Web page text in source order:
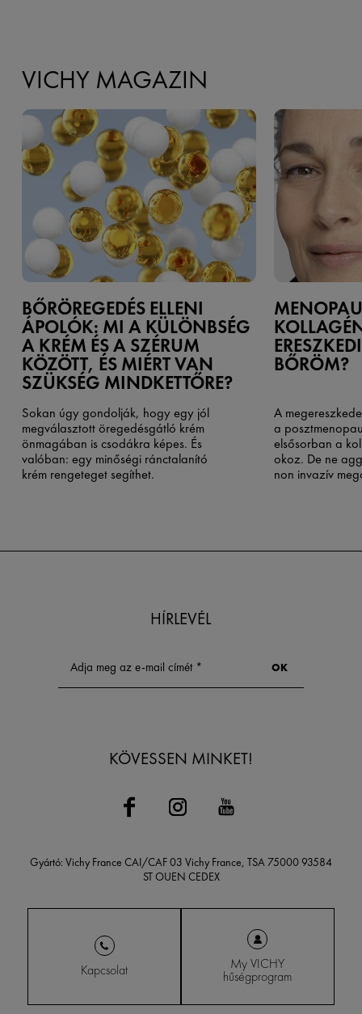
VICHY MAGAZIN
BŐRÖREGEDÉS ELLENI
ÁPOLÓK: MI A KÜLÖNBSÉG
A KRÉM ÉS A SZÉRUM
KÖZÖTT, ÉS MIÉRT VAN
SZÜKSÉG MINDKETTŐRE?
Sokan úgy gondolják, hogy egy jól
megválasztott öregedésgátló krém
önmagában is csodákra képes. És
valóban: egy minőségi ránctalanító
krém rengeteget segíthet.
BŐRÖM?
A
a
elsősorban a
okoz. De ne
non invazív
HÍRLEVÉL
KÖVESSEN MINKET!
Gyártó: Vichy France CAI/CAF 03 Vichy France, TSA 75000 93584
ST OUEN CEDEX
Kapcsolat My VICHY
hűségprogram